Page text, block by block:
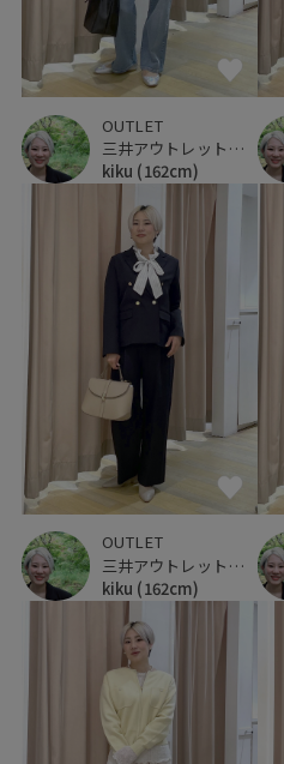
OUTLET
三井アウトレットパーク 仙台港
kiku (162cm)
OUTLET
三井アウトレットパーク 仙台港
kiku (162cm)